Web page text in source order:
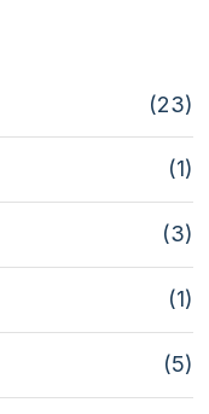
(23)
(1)
(3)
(1)
(5)